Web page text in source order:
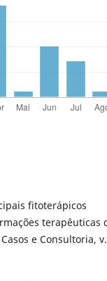
fitoterápicos
terapêuticas
e Consultoria,